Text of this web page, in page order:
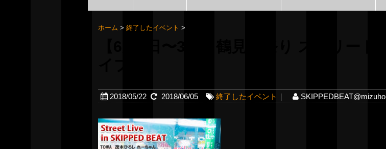
ホーム > 終了したイベント >
2018/05/22 2018/06/05 終了したイベント ｜ SKIPPEDBEAT@mizuho